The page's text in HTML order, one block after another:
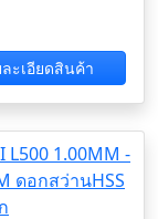
ะเอียดสินค้า